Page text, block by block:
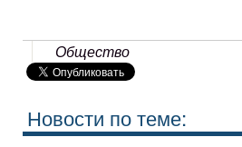
Общество
Новости по теме: